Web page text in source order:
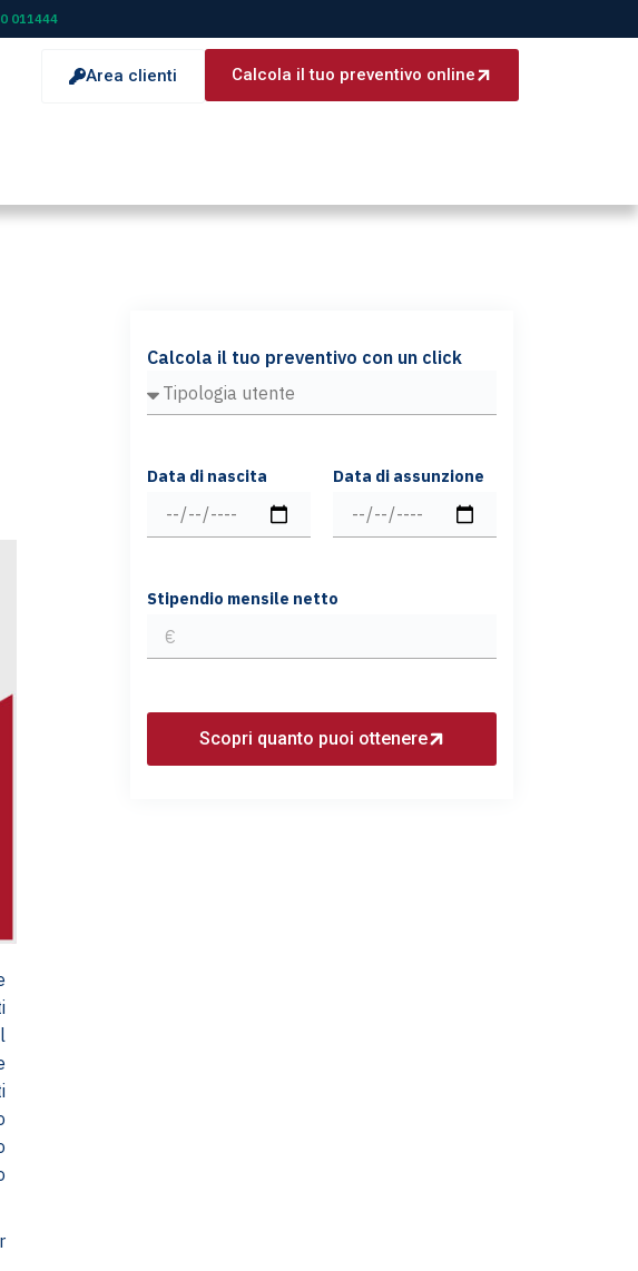
011444
Area clienti Calcola il tuo preventivo online
Calcola il tuo preventivo con un click
Data di nascita Data di assunzione
Stipendio mensile netto
Scopri quanto puoi ottenere